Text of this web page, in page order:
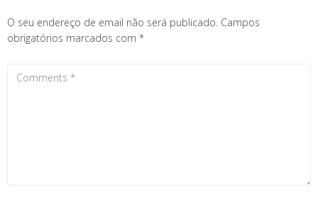
O seu endereço de email não será publicado. Campos
obrigatórios marcados com *